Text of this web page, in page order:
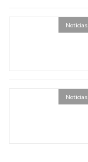
Noticias
Noticias